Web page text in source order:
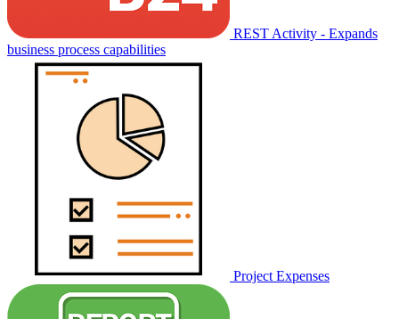
REST Activity - Expands
business process capabilities
Project Expenses